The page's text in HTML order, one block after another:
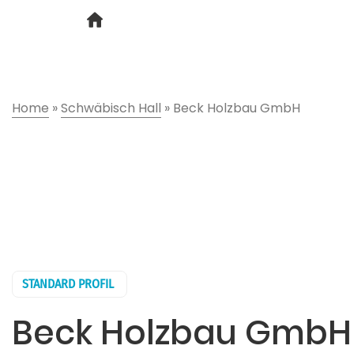
Home »Schwäbisch Hall » Beck Holzbau GmbH
STANDARD PROFIL
Beck Holzbau GmbH